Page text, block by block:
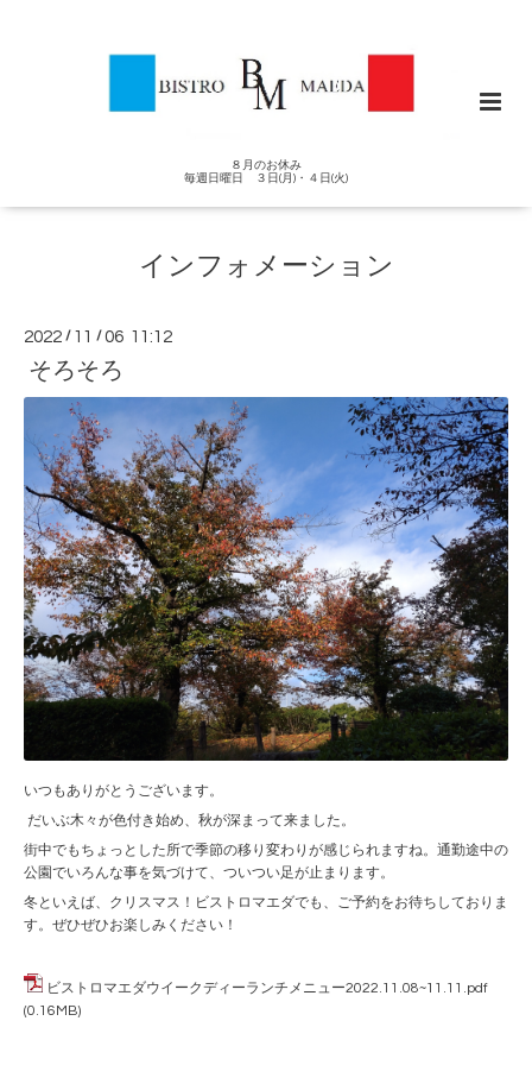
８月のお休み
毎週日曜日 ３日(月)・４日(火)
インフォメーション
2022 / 11 /06 11:12
そろそろ
いつもありがとうございます。
だいぶ木々が色付き始め、秋が深まって来ました。
街中でもちょっとした所で季節の移り変わりが感じられますね。通勤途中の
公園でいろんな事を気づけて、ついつい足が止まります。
冬といえば、クリスマス！ビストロマエダでも、ご予約をお待ちしておりま
す。ぜひぜひお楽しみください！
ビストロマエダウイークディーランチメニュー2022.11.08~11.11.pdf
(0.16MB)